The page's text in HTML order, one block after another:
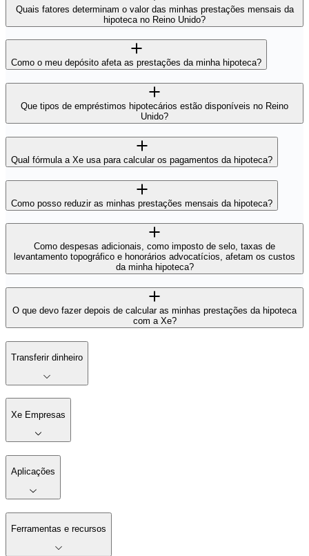
Quais fatores determinam o valor das minhas prestações mensais da
hipoteca no Reino Unido?
Como o meu depósito afeta as prestações da minha hipoteca?
Que tipos de empréstimos hipotecários estão disponíveis no Reino
Unido?
Qual fórmula a Xe usa para calcular os pagamentos da hipoteca?
Como posso reduzir as minhas prestações mensais da hipoteca?
Como despesas adicionais, como imposto de selo, taxas de
levantamento topográfico e honorários advocatícios, afetam os custos
da minha hipoteca?
O que devo fazer depois de calcular as minhas prestações da hipoteca
com a Xe?
Transferir dinheiro
Xe Empresas
Aplicações
Ferramentas e recursos